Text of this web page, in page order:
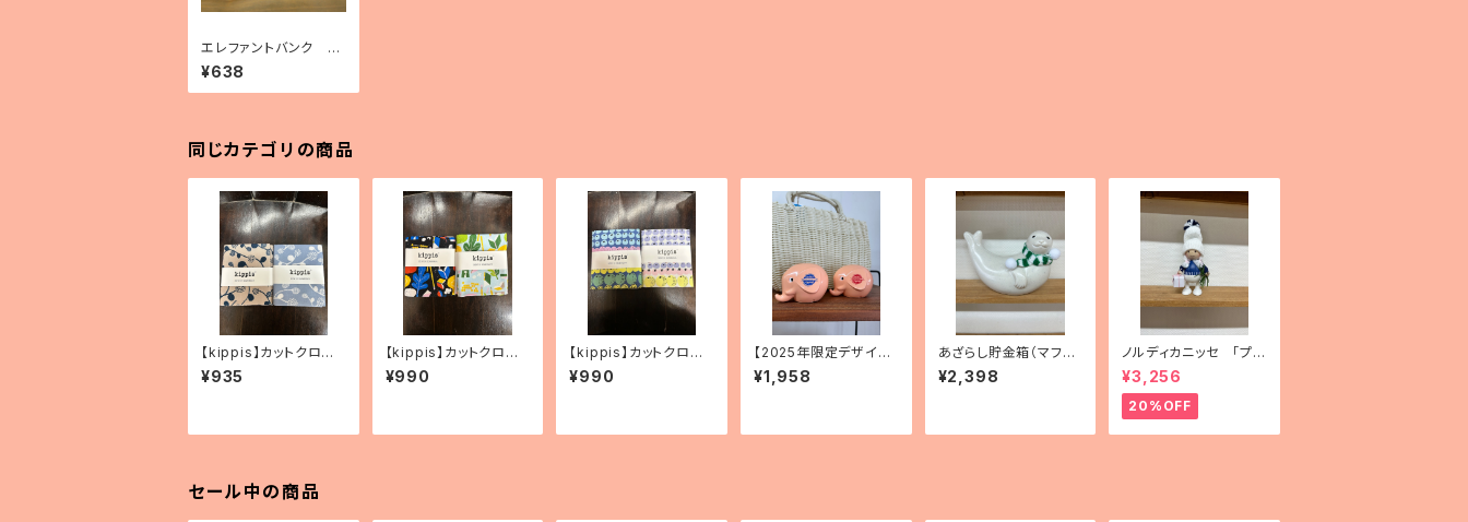
エレファントバンク ミ
ニチュアキーホルダー
¥638
同じカテゴリの商品
【kippis】カットクロ
ス 「Vaapukka／ラズ
ベリー」（2色）
¥935
【kippis】カットクロ
ス 「Oppi／教育」（2
色）
¥990
【kippis】カットクロ
ス 「Vitamiini／ビタ
ミン」（3種）
¥990
【2025年限定デザイン】
エレファントバンク 2
種
¥1,958
あざらし貯金箱（マフラ
ー付き・フィンランド製）
¥2,398
ノルディカニッセ 「プレ
ゼントを持った胴長女
の子」
¥3,256
20%OFF
セール中の商品